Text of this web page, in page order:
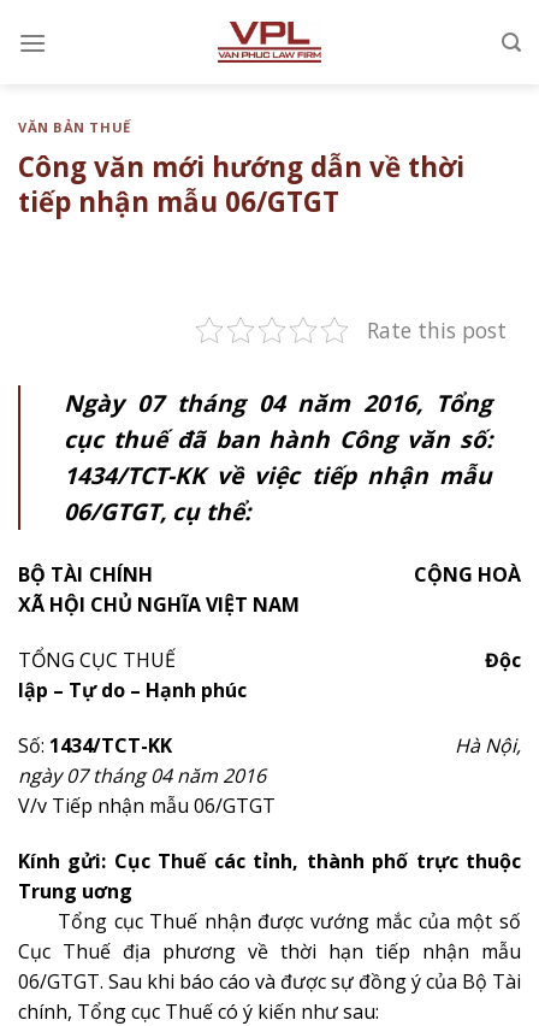
đến
VĂN BẢN THUẾ
Công văn mới hướng dẫn về thời
tiếp nhận mẫu 06/GTGT
Rate this post
Ngày 07 tháng 04 năm 2016, Tổng
cục thuế đã ban hành Công văn số:
1434/TCT-KK về việc tiếp nhận mẫu
06/GTGT, cụ thể:
BỘ TÀI CHÍNH
CỘNG HOÀ
XÃ HỘI CHỦ NGHĨA VIỆT NAM
TỔNG CỤC THUẾ
Độc
lập – Tự do – Hạnh phúc
Số: 1434/TCT-KK
Hà Nội,
ngày 07 tháng 04 năm 2016
V/v Tiếp nhận mẫu 06/GTGT
Kính gửi: Cục Thuế các tỉnh, thành phố trực thuộc
Trung uơng
Tổng cục Thuế nhận được vướng mắc của một số
Cục Thuế địa phương về thời hạn tiếp nhận mẫu
06/GTGT. Sau khi báo cáo và được sự đồng ý của Bộ Tài
chính, Tổng cục Thuế có ý kiến như sau: